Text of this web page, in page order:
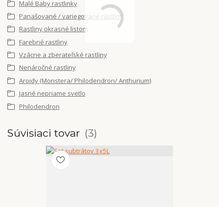
Malé Baby rastlinky
Panašované / variegované rastliny
Rastliny okrasné listom
Farebné rastliny
Vzácne a zberateľské rastliny
Nenáročné rastliny
Aroidy (Monstera/ Philodendron/ Anthurium)
Jasné nepriame svetlo
Philodendron
Súvisiaci tovar 3